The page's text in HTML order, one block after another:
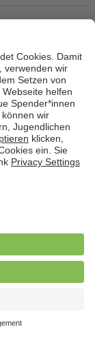
als
SOS-
Wo.), SOS-